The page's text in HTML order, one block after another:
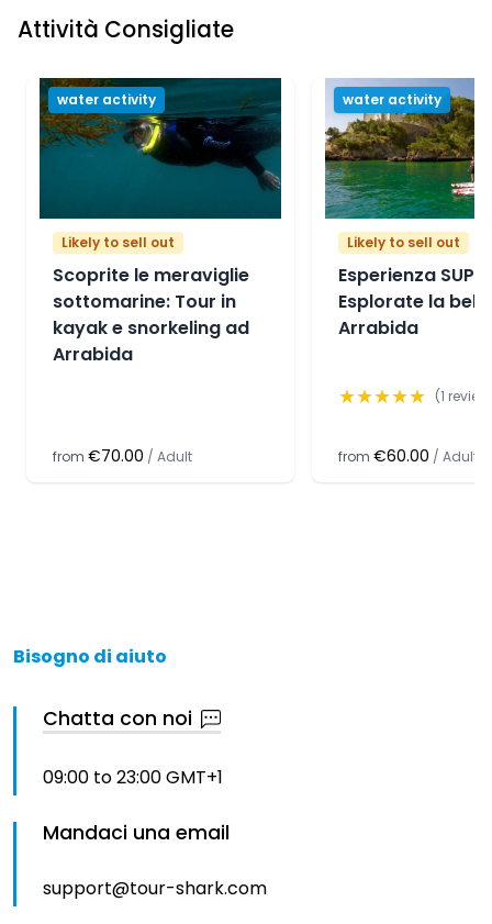
Sado.
Serra do Risco, la Serra de So Lus, la Serra dos
Francisco e la Serra stessa.
Attività Consigliate
water activity
Likely to sell out
Scoprite le meraviglie
sottomarine: Tour in
kayak e snorkeling ad
Arrabida
from €70.00 / Adult
water activity
Likely to sell out
Esperienza SUP:
Esplorate la
Arrabida
★★★★★ (1
from €60.00 / Adult
Bisogno di aiuto
Chatta con noi
09:00 to 23:00 GMT+1
Mandaci una email
support@tour-shark.com